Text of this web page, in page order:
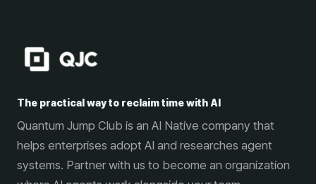
The practical way to reclaim time with AI
Quantum Jump Club is an AI Native company that
helps enterprises adopt AI and researches agent
systems. Partner with us to become an organization